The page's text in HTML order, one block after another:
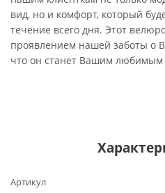
вид, но и комфорт, который
течение всего дня. Этот
проявлением нашей заботы о
что он станет Вашим
Артикул